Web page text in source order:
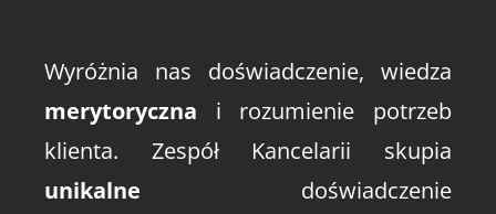
Wyróżnia nas doświadczenie, wiedza
merytoryczna i rozumienie potrzeb
klienta. Zespół Kancelarii skupia
unikalne doświadczenie